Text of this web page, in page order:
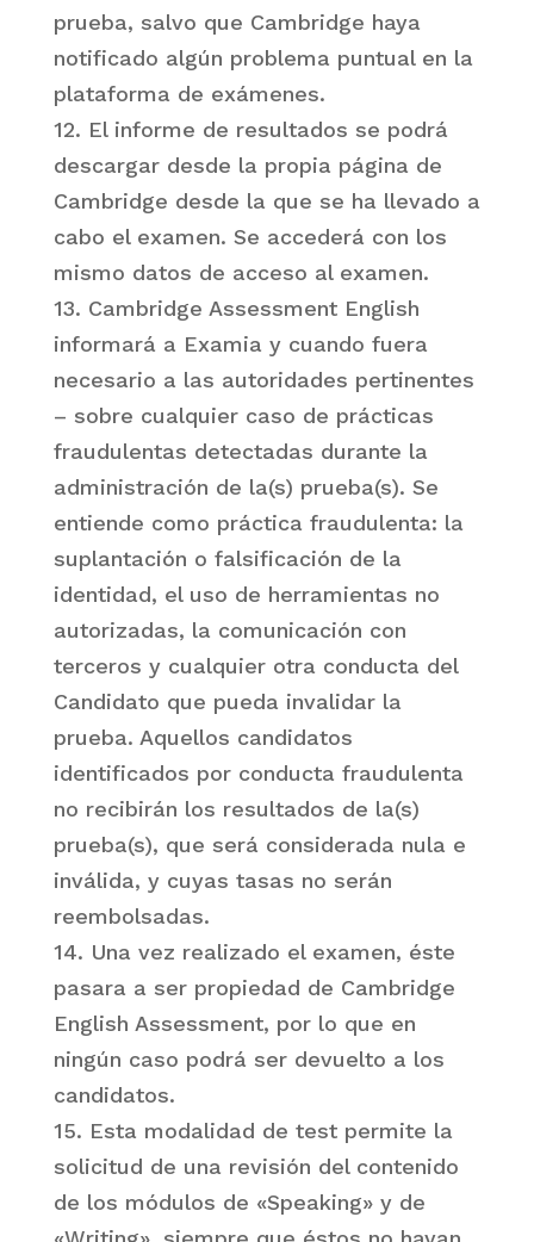
prueba, salvo que Cambridge haya
notificado algún problema puntual en la
plataforma de exámenes.
12. El informe de resultados se podrá
descargar desde la propia página de
Cambridge desde la que se ha llevado a
cabo el examen. Se accederá con los
mismo datos de acceso al examen.
13. Cambridge Assessment English
informará a Examia y cuando fuera
necesario a las autoridades pertinentes
– sobre cualquier caso de prácticas
fraudulentas detectadas durante la
administración de la(s) prueba(s). Se
entiende como práctica fraudulenta: la
suplantación o falsificación de la
identidad, el uso de herramientas no
autorizadas, la comunicación con
terceros y cualquier otra conducta del
Candidato que pueda invalidar la
prueba. Aquellos candidatos
identificados por conducta fraudulenta
no recibirán los resultados de la(s)
prueba(s), que será considerada nula e
inválida, y cuyas tasas no serán
reembolsadas.
14. Una vez realizado el examen, éste
pasara a ser propiedad de Cambridge
English Assessment, por lo que en
ningún caso podrá ser devuelto a los
candidatos.
15. Esta modalidad de test permite la
solicitud de una revisión del contenido
de los módulos de «Speaking» y de